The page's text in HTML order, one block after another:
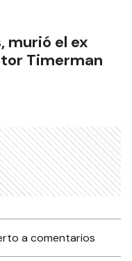
murió el ex
Timerman
a comentarios